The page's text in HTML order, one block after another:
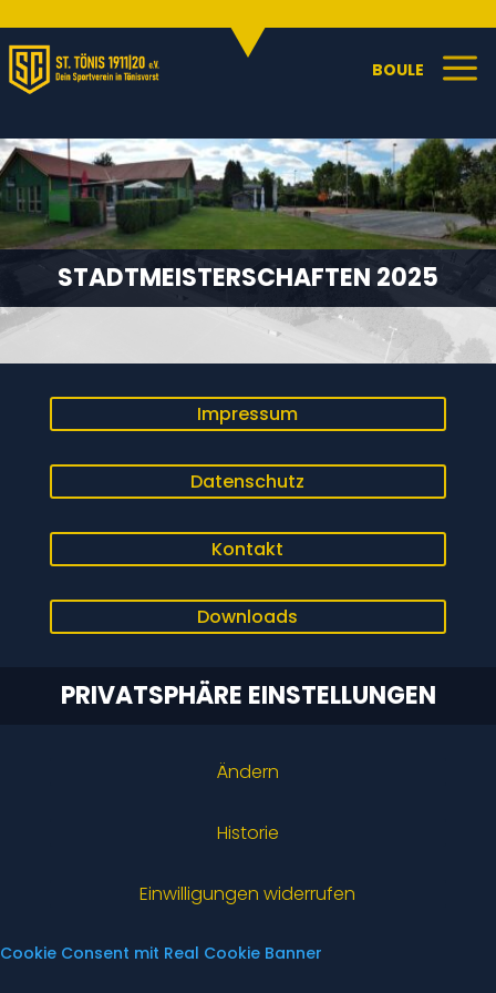
C
BOULE a
STADTMEISTERSCHAFTEN 2025
Impressum
Datenschutz
Kontakt
Downloads
PRIVATSPHÄRE EINSTELLUNGEN
Ändern
Historie
Einwilligungen widerrufen
Cookie Consent mit Real Cookie Banner